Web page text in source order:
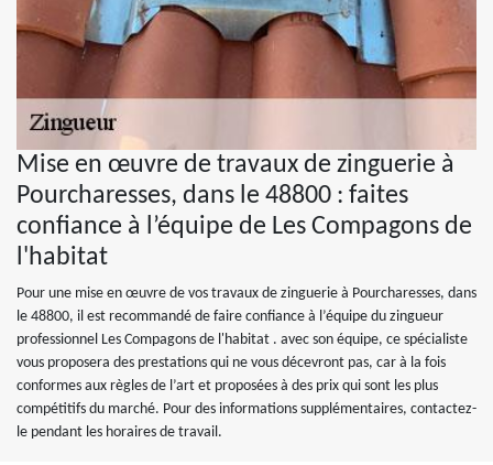
Mise en œuvre de travaux de zinguerie à
Pourcharesses, dans le 48800 : faites
confiance à l’équipe de Les Compagons de
l'habitat
Pour une mise en œuvre de vos travaux de zinguerie à Pourcharesses, dans
le 48800, il est recommandé de faire confiance à l’équipe du zingueur
professionnel Les Compagons de l'habitat . avec son équipe, ce spécialiste
vous proposera des prestations qui ne vous décevront pas, car à la fois
conformes aux règles de l’art et proposées à des prix qui sont les plus
compétitifs du marché. Pour des informations supplémentaires, contactez-
le pendant les horaires de travail.